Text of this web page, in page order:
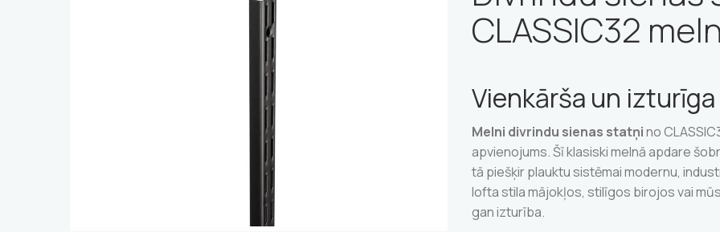
CLASSIC32
Vienkārša un
Melni divrindu sienas statņino
apvienojums. Šī klasiski melnā apdare
tā piešķir plauktu sistēmai modernu,
lofta stila mājokļos, stilīgos birojos vai
gan izturība.